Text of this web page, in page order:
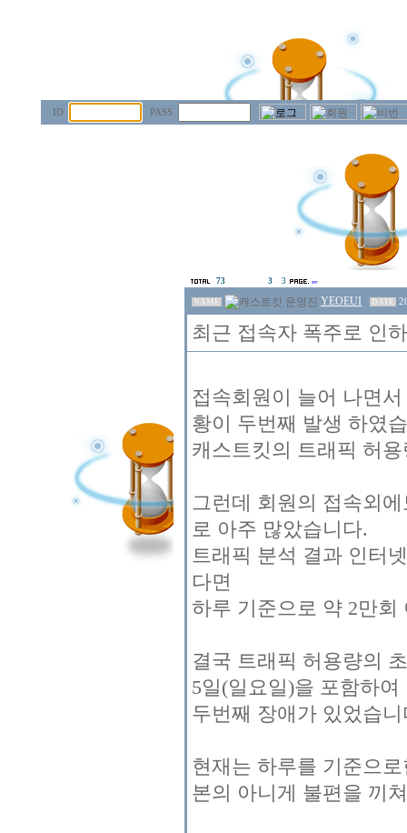
ID PASS
73 3 3
NAME YEOEUI DATE
최근 접속자 폭주로 인
접속회원이 늘어 나면
황이 두번째 발생 하였
캐스트킷의 트래픽 허
그런데 회원의 접속외
로 아주 많았습니다.
트래픽 분석 결과 인터
다면
하루 기준으로 약 2만
결국 트래픽 허용량의
5일(일요일)을 포함하여
두번째 장애가 있었습니
현재는 하루를 기준으
본의 아니게 불편을 끼